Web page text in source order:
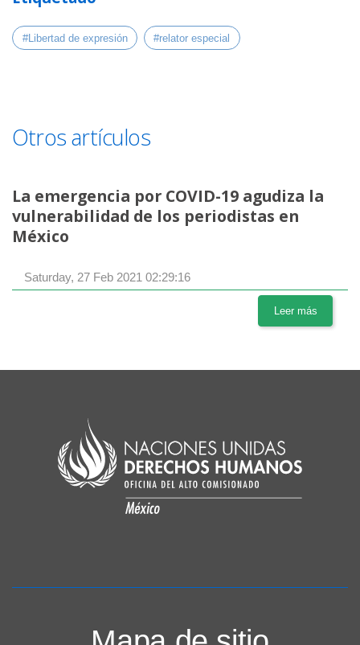
#Libertad de expresión #relator especial
Otros artículos
La emergencia por COVID-19 agudiza la
vulnerabilidad de los periodistas en
México
Saturday, 27 Feb 2021 02:29:16
Leer más